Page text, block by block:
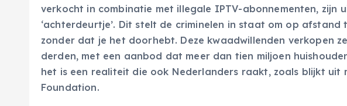
verkocht in combinatie met illegale IPTV-abonnementen, zijn
‘achterdeurtje’. Dit stelt de criminelen in staat om op
zonder dat je het doorhebt. Deze kwaadwillenden verkopen
derden, met een aanbod dat meer dan tien miljoen
het is een realiteit die ook Nederlanders raakt, zoals blijkt uit
Foundation.